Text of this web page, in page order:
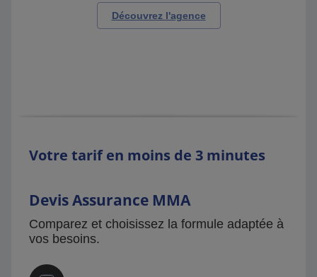
Découvrez l'agence
Votre tarif en moins de 3 minutes
Devis Assurance MMA
Comparez et choisissez la formule adaptée à
vos besoins.